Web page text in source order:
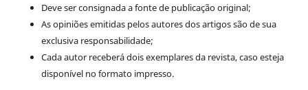
Deve ser consignada a fonte de publicação original;
As opiniões emitidas pelos autores dos artigos são de sua
exclusiva responsabilidade;
Cada autor receberá dois exemplares da revista, caso esteja
disponível no formato impresso.